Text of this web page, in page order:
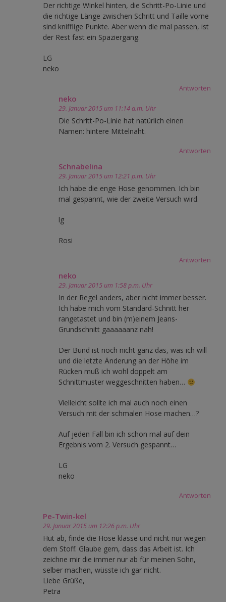
Der richtige Winkel hinten, die Schritt-Po-Linie und
die richtige Länge zwischen Schritt und Taille vorne
sind knifflige Punkte. Aber wenn die mal passen, ist
der Rest fast ein Spaziergang.
LG
neko
Antworten
neko
29. Januar 2015 um 11:14 a.m. Uhr
Die Schritt-Po-Linie hat natürlich einen
Namen: hintere Mittelnaht.
Antworten
Schnabelina
29. Januar 2015 um 12:21 p.m. Uhr
Ich habe die enge Hose genommen. Ich bin
mal gespannt, wie der zweite Versuch wird.
lg
Rosi
Antworten
neko
29. Januar 2015 um 1:58 p.m. Uhr
In der Regel anders, aber nicht immer besser.
Ich habe mich vom Standard-Schnitt her
rangetastet und bin (m)einem Jeans-
Grundschnitt gaaaaaanz nah!
Der Bund ist noch nicht ganz das, was ich will
und die letzte Änderung an der Höhe im
Rücken muß ich wohl doppelt am
Schnittmuster weggeschnitten haben…
Vielleicht sollte ich mal auch noch einen
Versuch mit der schmalen Hose machen…?
Auf jeden Fall bin ich schon mal auf dein
Ergebnis vom 2. Versuch gespannt…
LG
neko
Antworten
Pe-Twin-kel
29. Januar 2015 um 12:26 p.m. Uhr
Hut ab, finde die Hose klasse und nicht nur wegen
dem Stoff. Glaube gern, dass das Arbeit ist. Ich
zeichne mir die immer nur ab für meinen Sohn,
selber machen, wüsste ich gar nicht.
Liebe Grüße,
Petra